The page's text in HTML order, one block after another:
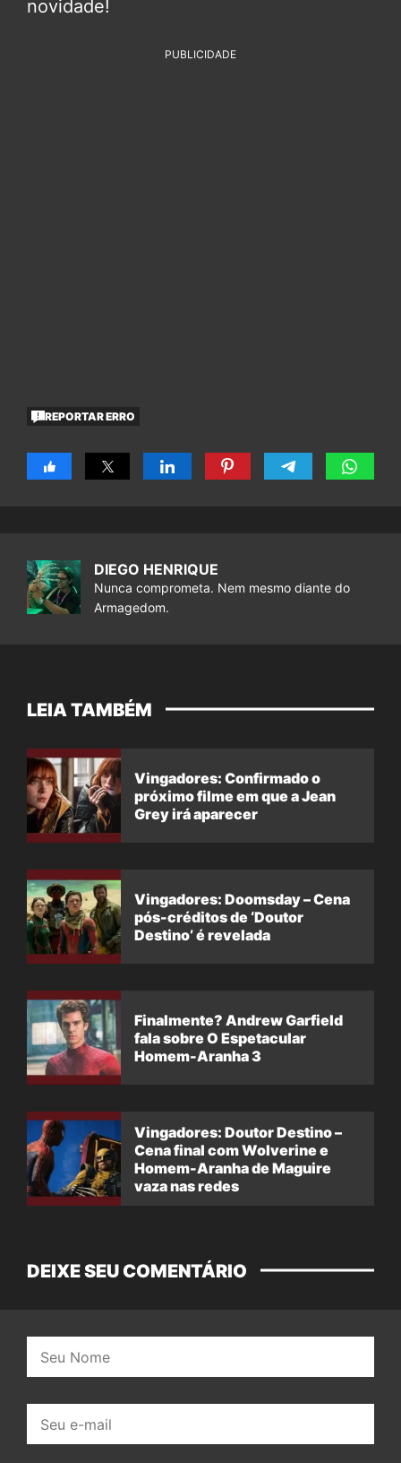
novidade!
PUBLICIDADE
REPORTAR ERRO
DIEGO HENRIQUE
Nunca comprometa. Nem mesmo diante do
Armagedom.
LEIA TAMBÉM
Vingadores: Confirmado o
próximo filme em que a Jean
Grey irá aparecer
Vingadores: Doomsday – Cena
pós-créditos de ‘Doutor
Destino’ é revelada
Finalmente? Andrew Garfield
fala sobre O Espetacular
Homem-Aranha 3
Vingadores: Doutor Destino –
Cena final com Wolverine e
Homem-Aranha de Maguire
vaza nas redes
DEIXE SEU COMENTÁRIO
mail: